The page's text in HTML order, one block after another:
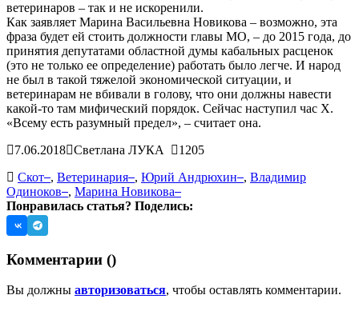
ветеринаров – так и не искоренили.
Как заявляет Марина Васильевна Новикова – возможно, эта
фраза будет ей стоить должности главы МО, – до 2015 года, до
принятия депутатами областной думы кабальных расценок
(это не только ее определение) работать было легче. И народ
не был в такой тяжелой экономической ситуации, и
ветеринарам не вбивали в голову, что они должны навести
какой-то там мифический порядок. Сейчас наступил час Х.
«Всему есть разумный предел», – считает она.
7.06.2018 Светлана ЛУКА
1205
Скот , Ветеринария , Юрий Андрюхин , Владимир
Одиноков , Марина Новикова
Понравилась статья? Поделись:
Комментарии ()
Вы должны авторизоваться, чтобы оставлять комментарии.